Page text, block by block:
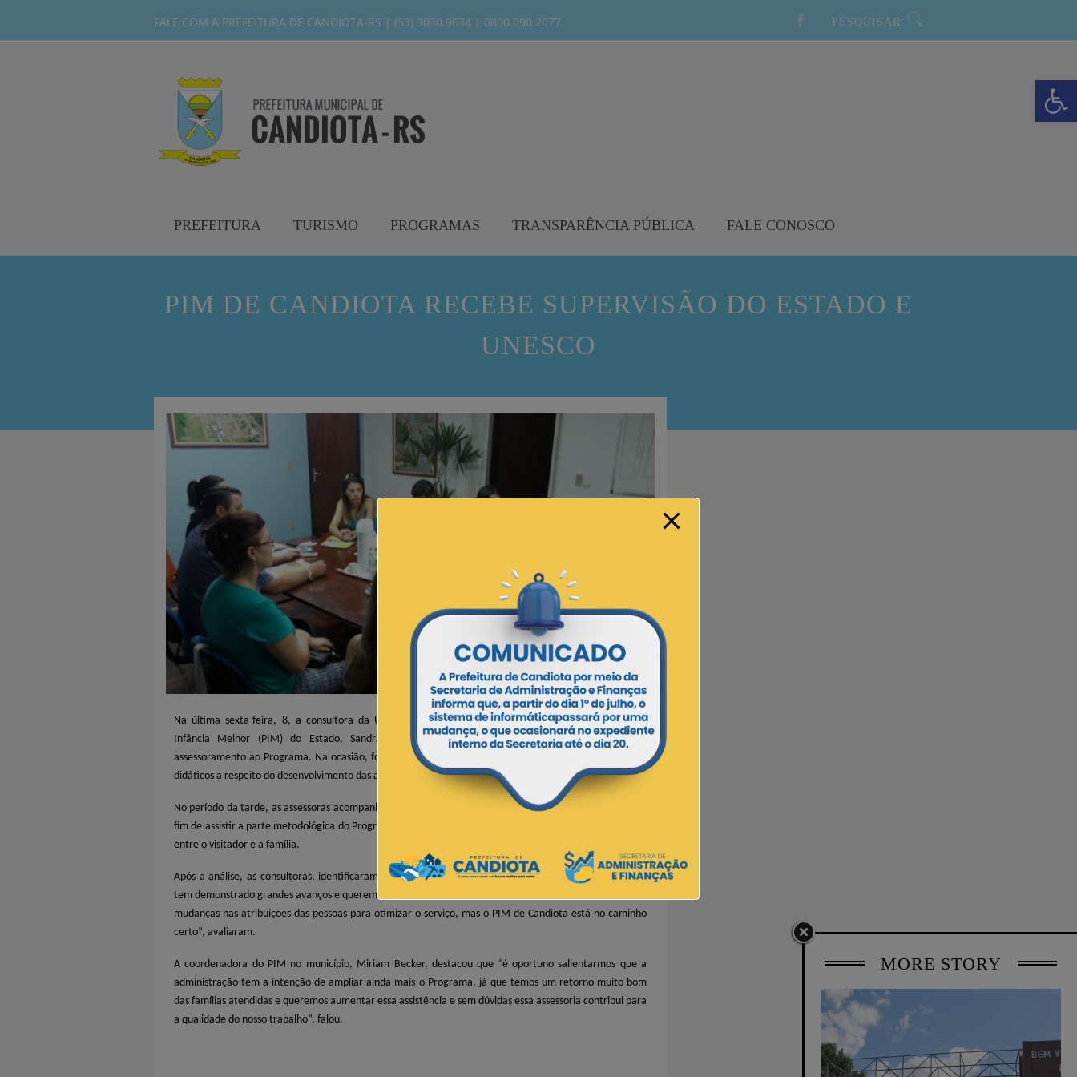
Barra de Ferramentas Aberta
FALE COM A PREFEITURA DE CANDIOTA-RS | (53) 3030.9634 | 0800.090.2077
PREFEITURA TURISMO PROGRAMAS TRANSPARÊNCIA PÚBLICA FALE CONOSCO
PIM DE CANDIOTA RECEBE SUPERVISÃO DO ESTADO E
UNESCO
Na última sexta-feira, 8, a consultora da UNESCO, Janine Serafim, junto a Supervisora do Primeira
Infância Melhor (PIM) do Estado, Sandra Nique, estiveram em Candiota para uma visita de
assessoramento ao Programa. Na ocasião, foram abordados vários temas estruturais, organizacionais e
didáticos a respeito do desenvolvimento das atividades que o programa executa.
No período da tarde, as assessoras acompanharam uma visitadora do PIM na realização de uma visita, a
fim de assistir a parte metodológica do Programa, que consiste em uma atividade planejada e executada
entre o visitador e a família.
Após a análise, as consultoras, identificaram fragilidades para sugerir caminhos e soluções. “O projeto
tem demonstrado grandes avanços e queremos que cresça ainda mais, para isso estamos aqui, sugerimos
mudanças nas atribuições das pessoas para otimizar o serviço, mas o PIM de Candiota está no caminho
certo”, avaliaram.
A coordenadora do PIM no município, Miriam Becker, destacou que “é oportuno salientarmos que a
administração tem a intenção de ampliar ainda mais o Programa, já que temos um retorno muito bom
das famílias atendidas e queremos aumentar essa assistência e sem dúvidas essa assessoria contribui para
a qualidade do nosso trabalho”, falou.
MORE STORY